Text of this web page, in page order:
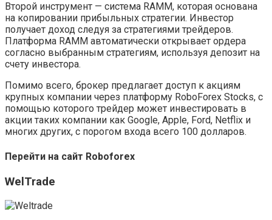
Второй инструмент — система RAMM, которая основана
на копировании прибыльных стратегии. Инвестор
получает доход следуя за стратегиями трейдеров.
Платформа RAMM автоматически открывает ордера
согласно выбранным стратегиям, используя депозит на
счету инвестора.
Помимо всего, брокер предлагает доступ к акциям
крупных компании через платформу RoboForex Stocks, с
помощью которого трейдер может инвестировать в
акции таких компании как Google, Apple, Ford, Netflix и
многих других, с порогом входа всего 100 долларов.
Перейти на сайт Roboforex
WelTrade